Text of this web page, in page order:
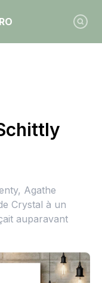
Agathe
Crystal à un
auparavant